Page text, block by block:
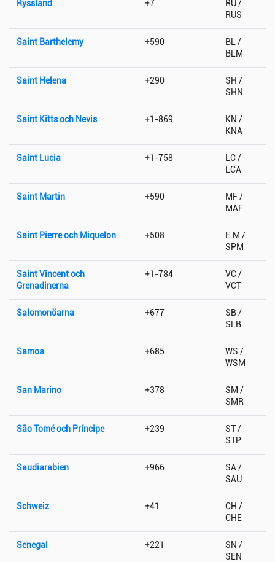
Ryssland +7
RU /
RUS
Saint Barthelemy +590
BL /
BLM
Saint Helena +290
SH /
SHN
Saint Kitts och Nevis +1-869
KN /
KNA
Saint Lucia +1-758
LC /
LCA
Saint Martin +590
MF /
MAF
Saint Pierre och Miquelon +508
E.M /
SPM
Saint Vincent och
Grenadinerna
+1-784
VC /
VCT
Salomonöarna +677
SB /
SLB
Samoa +685
WS /
WSM
San Marino +378
SM /
SMR
São Tomé och Príncipe +239
ST /
STP
Saudiarabien +966
SA /
SAU
Schweiz +41
CH /
CHE
Senegal +221
SN /
SEN